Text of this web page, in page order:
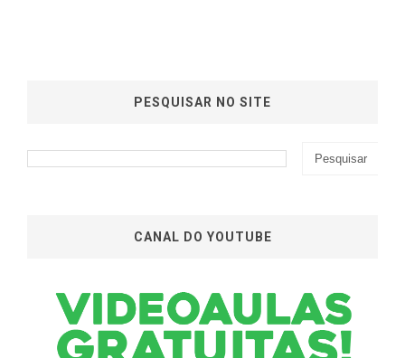
PESQUISAR NO SITE
CANAL DO YOUTUBE